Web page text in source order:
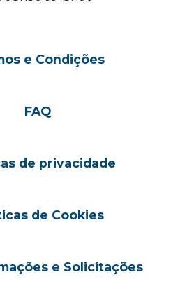
e Condições
FAQ
de privacidade
de Cookies
e Solicitações